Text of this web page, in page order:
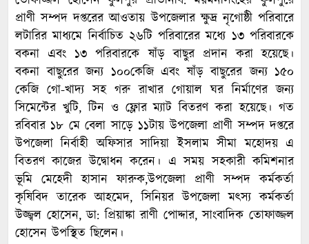
প্রাণী সম্পদ দপ্তরের আওতায় উপজেলার ক্ষুদ্র নৃগোষ্ঠী পরিবারে
লটারির মাধ্যমে নির্বাচিত ২৬টি পরিবারের মধ্যে ১৩ পরিবারকে
বকনা এবং ১৩ পরিবারকে ষাঁড় বাছুর প্রদান করা হয়েছে।
বকনা বাছুরের জন্য ১০০কেজি এবং ষাঁড় বাছুরের জন্য ১৫০
কেজি গো-খাদ্য সহ গরু রাখার গোয়াল ঘর নির্মাণের জন্য
সিমেন্টের খুটি, টিন ও ফ্লোর ম্যাট বিতরণ করা হয়েছে। গত
রবিবার ১৮ মে বেলা সাড়ে ১১টায় উপজেলা প্রাণী সম্পদ দপ্তরে
উপজেলা নির্বাহী অফিসার সাদিয়া ইসলাম সীমা মহোদয় এ
বিতরণ কাজের উদ্বোধন করেন। এ সময় সহকারী কমিশনার
ভূমি মেহেদী হাসান ফারুক,উপজেলা প্রাণী সম্পদ কর্মকর্তা
কৃষিবিদ তারেক আহমেদ, সিনিয়র উপজেলা মৎস্য কর্মকর্তা
উজ্জ্বল হোসেন, ডা: প্রিয়াঙ্কা রাণী পোদ্দার, সাংবাদিক তোফাজ্জল
হোসেন উপস্থিত ছিলেন।